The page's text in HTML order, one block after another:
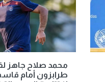
محمد صلاح جاهز
طرابزون أمام